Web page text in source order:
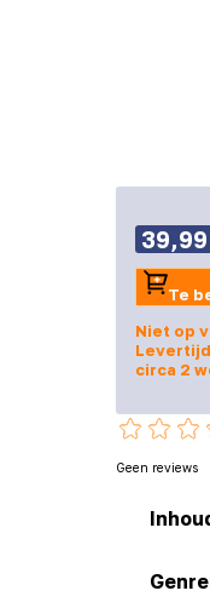
39,99
Te
Niet op
circa 2
Geen reviews